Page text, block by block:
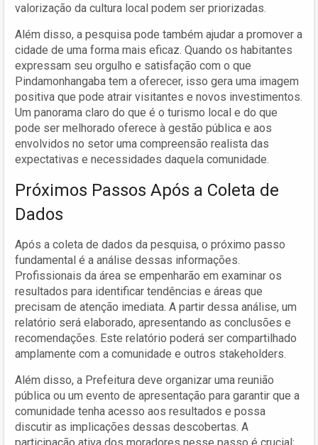
valorização da cultura local podem ser priorizadas.
Além disso, a pesquisa pode também ajudar a promover a
cidade de uma forma mais eficaz. Quando os habitantes
expressam seu orgulho e satisfação com o que
Pindamonhangaba tem a oferecer, isso gera uma imagem
positiva que pode atrair visitantes e novos investimentos.
Um panorama claro do que é o turismo local e do que
pode ser melhorado oferece à gestão pública e aos
envolvidos no setor uma compreensão realista das
expectativas e necessidades daquela comunidade.
Próximos Passos Após a Coleta de
Dados
Após a coleta de dados da pesquisa, o próximo passo
fundamental é a análise dessas informações.
Profissionais da área se empenharão em examinar os
resultados para identificar tendências e áreas que
precisam de atenção imediata. A partir dessa análise, um
relatório será elaborado, apresentando as conclusões e
recomendações. Este relatório poderá ser compartilhado
amplamente com a comunidade e outros stakeholders.
Além disso, a Prefeitura deve organizar uma reunião
pública ou um evento de apresentação para garantir que a
comunidade tenha acesso aos resultados e possa
discutir as implicações dessas descobertas. A
participação ativa dos moradores nesse passo é crucial;